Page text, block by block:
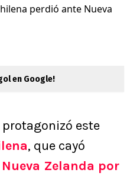
perdió ante Nueva
en Google!
este
, que cayó
Nueva Zelanda por